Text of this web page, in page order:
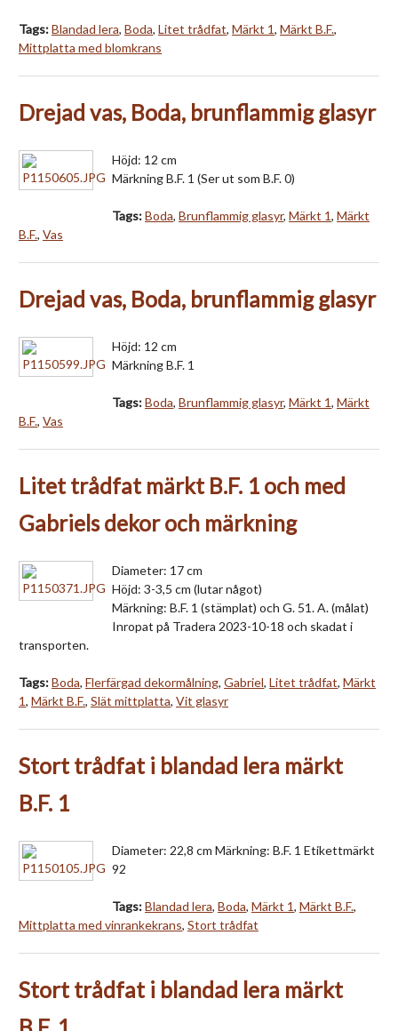
Tags:Blandad lera, Boda, Litet trådfat, Märkt 1, Märkt B.F.,
Mittplatta med blomkrans
Drejad vas, Boda, brunflammig glasyr
Höjd: 12 cm
Märkning B.F. 1 (Ser ut som B.F. 0)
Tags:Boda, Brunflammig glasyr, Märkt 1, Märkt
B.F., Vas
Drejad vas, Boda, brunflammig glasyr
Höjd: 12 cm
Märkning B.F. 1
Tags:Boda, Brunflammig glasyr, Märkt 1, Märkt
B.F., Vas
Litet trådfat märkt B.F. 1 och med
Gabriels dekor och märkning
Diameter: 17 cm
Höjd: 3-3,5 cm (lutar något)
Märkning: B.F. 1 (stämplat) och G. 51. A. (målat)
Inropat på Tradera 2023-10-18 och skadat i
transporten.
Tags:Boda, Flerfärgad dekormålning, Gabriel, Litet trådfat, Märkt
1, Märkt B.F., Slät mittplatta, Vit glasyr
Stort trådfat i blandad lera märkt
B.F. 1
Diameter: 22,8 cm Märkning: B.F. 1 Etikettmärkt
92
Tags:Blandad lera, Boda, Märkt 1, Märkt B.F.,
Mittplatta med vinrankekrans, Stort trådfat
Stort trådfat i blandad lera märkt